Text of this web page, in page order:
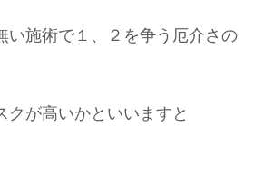
い施術で１、２を争う厄介さの
クが高いかといいますと